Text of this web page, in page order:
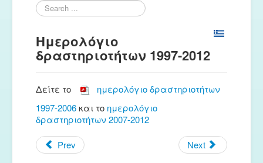
Publications
News
Conferences
Music Groups
Search
...
Ημερολόγιο
δραστηριοτήτων 1997-2012
Δείτε το
ημερολόγιο δραστηριοτήτων
1997-2006και το ημερολόγιο
δραστηριοτήτων 2007-2012
Prev Next